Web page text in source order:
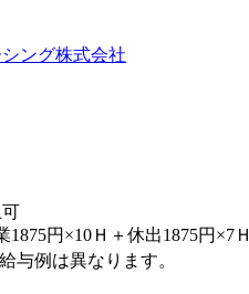
ング株式会社
可
1875円×10Ｈ＋休出1875円×7Ｈ
与例は異なります。